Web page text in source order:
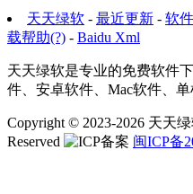
天天绿软 - 最近更新 - 软
载帮助(?) - Baidu Xml
天天绿软是专业的免费软件
件、安卓软件、Mac软件、
Copyright © 2023-2026 天天
Reserved
闽ICP备